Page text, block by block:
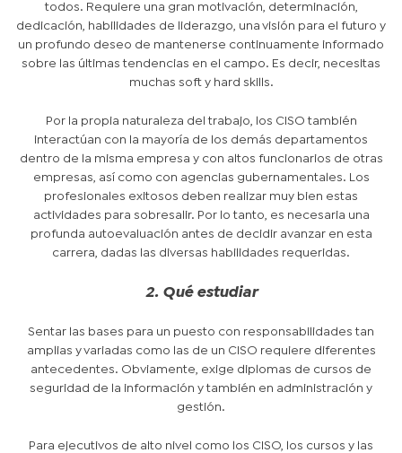
todos. Requiere una gran motivación, determinación,
dedicación, habilidades de liderazgo, una visión para el futuro y
un profundo deseo de mantenerse continuamente informado
sobre las últimas tendencias en el campo. Es decir, necesitas
muchas soft y hard skills.
Por la propia naturaleza del trabajo, los CISO también
interactúan con la mayoría de los demás departamentos
dentro de la misma empresa y con altos funcionarios de otras
empresas, así como con agencias gubernamentales. Los
profesionales exitosos deben realizar muy bien estas
actividades para sobresalir. Por lo tanto, es necesaria una
profunda autoevaluación antes de decidir avanzar en esta
carrera, dadas las diversas habilidades requeridas.
2. Qué estudiar
Sentar las bases para un puesto con responsabilidades tan
amplias y variadas como las de un CISO requiere diferentes
antecedentes. Obviamente, exige diplomas de cursos de
seguridad de la información y también en administración y
gestión.
Para ejecutivos de alto nivel como los CISO, los cursos y las